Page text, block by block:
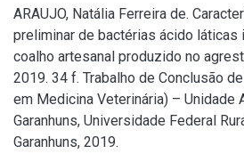
ARAUJO, Natália Ferreira de.
preliminar de bactérias ácido láticas
coalho artesanal produzido no
2019. 34 f. Trabalho de Conclusão
em Medicina Veterinária) – Unidade
Garanhuns, Universidade Federal
Garanhuns, 2019.